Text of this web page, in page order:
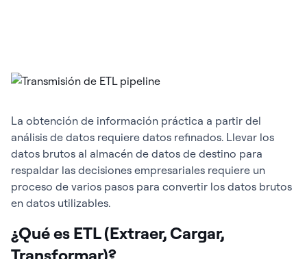
La obtención de información práctica a partir del
análisis de datos requiere datos refinados. Llevar los
datos brutos al almacén de datos de destino para
respaldar las decisiones empresariales requiere un
proceso de varios pasos para convertir los datos brutos
en datos utilizables.
¿Qué es ETL (Extraer, Cargar,
Transformar)?